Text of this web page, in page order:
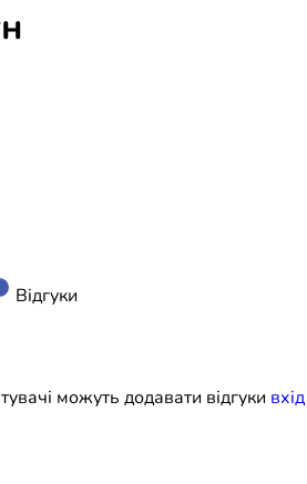
Художня
Відгуки
можуть додавати відгуки вхiд